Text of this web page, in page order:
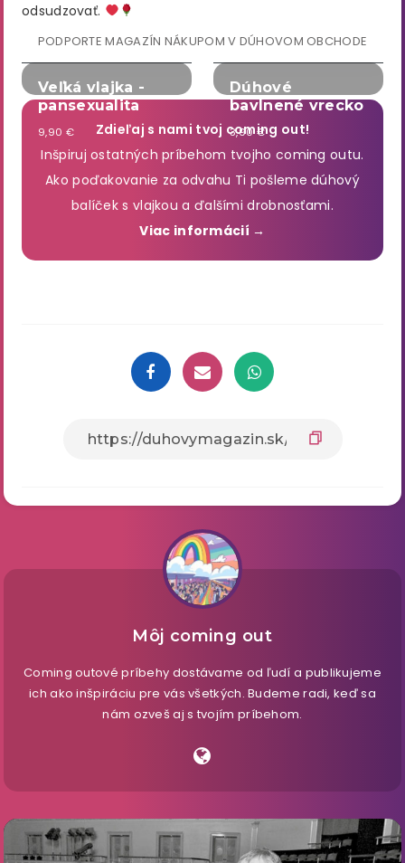
odsudzovať.
PODPORTE MAGAZÍN NÁKUPOM V DÚHOVOM OBCHODE
Veľká vlajka -
pansexualita
9,90 €
Dúhové
bavlnené vrecko
3,90 €
Zdieľaj s nami tvoj coming out!
Inšpiruj ostatných príbehom tvojho coming outu.
Ako poďakovanie za odvahu Ti pošleme dúhový
balíček s vlajkou a ďalšími drobnosťami.
Viac informácií →
Môj coming out
Coming outové príbehy dostávame od ľudí a publikujeme
ich ako inšpiráciu pre vás všetkých. Budeme radi, keď sa
nám ozveš aj s tvojím príbehom.